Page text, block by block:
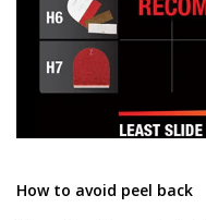
How to avoid peel back